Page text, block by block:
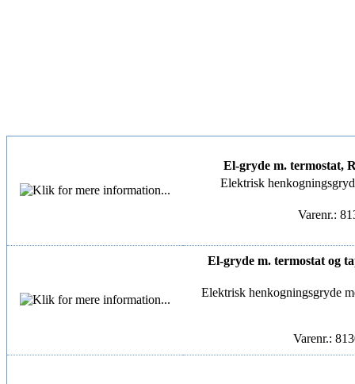
El-gryde m. termostat,
Elektrisk
Varenr.:
El-gryde m. termostat og
Elektrisk henkogningsgryde
Varenr.: